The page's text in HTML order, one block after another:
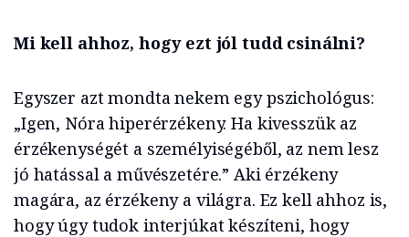
Mi kell ahhoz, hogy ezt jól tudd csinálni?
Egyszer azt mondta nekem egy pszichológus:
„Igen, Nóra hiperérzékeny. Ha kivesszük az
érzékenységét a személyiségéből, az nem lesz
jó hatással a művészetére.” Aki érzékeny
magára, az érzékeny a világra. Ez kell ahhoz is,
hogy úgy tudok interjúkat készíteni, hogy